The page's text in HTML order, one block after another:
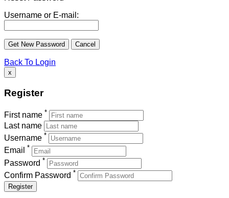
Username or E-mail:
Back To Login
x
Register
First name *
Last name
Username *
Email *
Password *
Confirm Password *
Register